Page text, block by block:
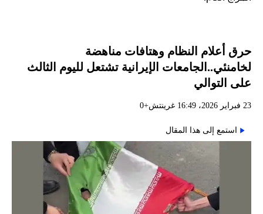
حرق أعلام النظام وهتافات مناهضة
لخامنئي..الجامعات الإيرانية تشتعل لليوم الثالث
على التوالي
23 فبراير 2026، 16:49 غرينتش+0
استمع إلى هذا المقال